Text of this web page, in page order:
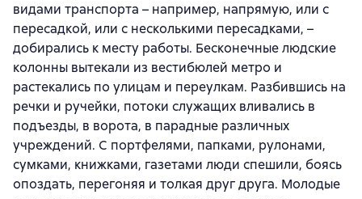
видами транспорта – например, напрямую, или с
пересадкой, или с несколькими пересадками, –
добирались к месту работы. Бесконечные людские
колонны вытекали из вестибюлей метро и
растекались по улицам и переулкам. Разбившись на
речки и ручейки, потоки служащих вливались в
подъезды, в ворота, в парадные различных
учреждений. С портфелями, папками, рулонами,
сумками, книжками, газетами люди спешили, боясь
опоздать, перегоняя и толкая друг друга. Молодые